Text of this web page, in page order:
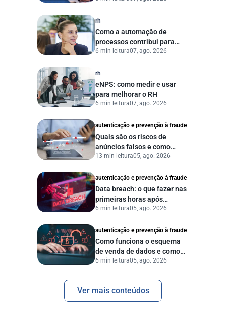
rh
Como a automação de
processos contribui para
uma gestão pública mais
6 min leitura07, ago. 2026
rh
eNPS: como medir e usar
para melhorar o RH
6 min leitura07, ago. 2026
autenticação e prevenção à fraude
Quais são os riscos de
anúncios falsos e como
proteger seu negócio?
13 min leitura05, ago. 2026
autenticação e prevenção à fraude
Data breach: o que fazer nas
primeiras horas após
vazamento de dados?
6 min leitura05, ago. 2026
autenticação e prevenção à fraude
Como funciona o esquema
de venda de dados e como
proteger sua empresa?
6 min leitura05, ago. 2026
Ver mais conteúdos